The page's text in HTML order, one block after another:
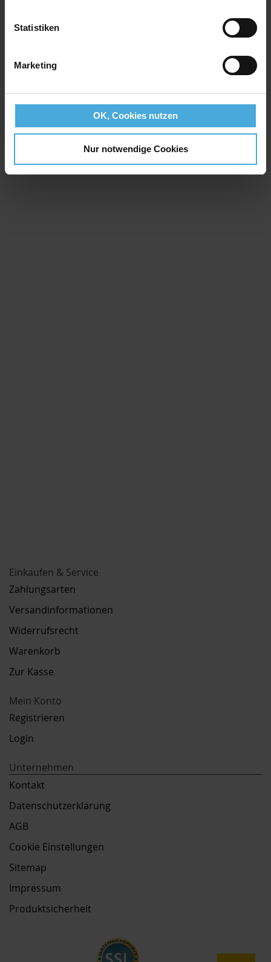
Statistiken
Marketing
OK, Cookies nutzen
Nur notwendige Cookies
Einkaufen & Service
Zahlungsarten
Versandinformationen
Widerrufsrecht
Warenkorb
Zur Kasse
Mein Konto
Registrieren
Login
Unternehmen
Kontakt
Datenschutzerklärung
AGB
Cookie Einstellungen
Sitemap
Impressum
Produktsicherheit